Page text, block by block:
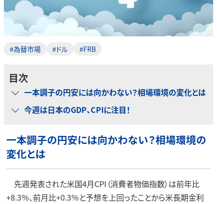
#為替市場 #ドル #FRB
目次
一本調子の円安には向かわない？相場環境の変化とは
今週は日本のGDP、CPIに注目！
一本調子の円安には向かわない？相場環境の
変化とは
先週発表された米国4月CPI（消費者物価指数）は前年比
+8.3％、前月比+0.3％と予想を上回ったことから米長期金利